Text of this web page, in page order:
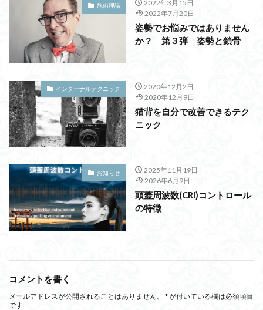
施術理論
2022年3月15日
2022年7月20日
姿勢でお悩みではありません
か？ 第３弾 姿勢と鎖骨
インターナルテクニック
2020年12月2日
2020年12月9日
猫背を自分で改善できるテク
ニック
お知らせ
2025年11月19日
2026年6月9日
頭蓋周波数(CRI)コントロール
の特徴
コメントを書く
メールアドレスが公開されることはありません。 *が付いている欄は必須項目
です